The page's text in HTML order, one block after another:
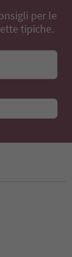
per le
tipiche.